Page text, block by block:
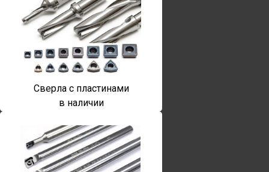
Сверла с пластинами
в наличии